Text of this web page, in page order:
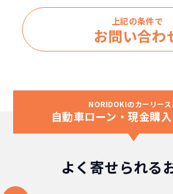
上記の条件で
お問い合わ
NORIDOKIのカーリース
自動車ローン・現金購
よく寄せられる